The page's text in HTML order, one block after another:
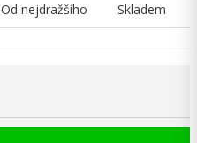
Od nejdražšího Skladem